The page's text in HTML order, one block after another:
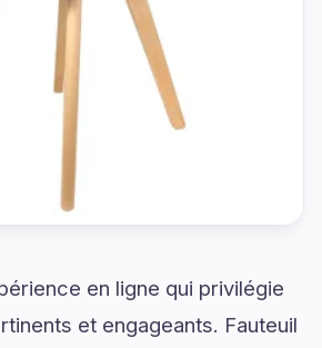
en ligne qui privilégie
et engageants. Fauteuil